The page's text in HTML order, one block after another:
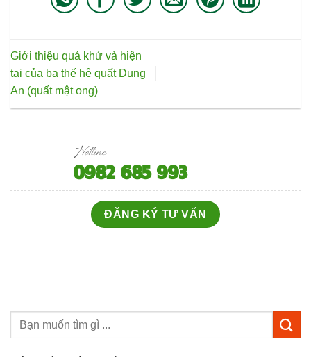
Giới thiệu quá khứ và hiện
tại của ba thế hệ quất Dung
An (quất mật ong)
Hotline
0982 685 993
ĐĂNG KÝ TƯ VẤN